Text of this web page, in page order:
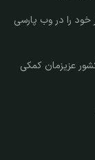
خود را در وب پارسی
عزیزمان کمکی